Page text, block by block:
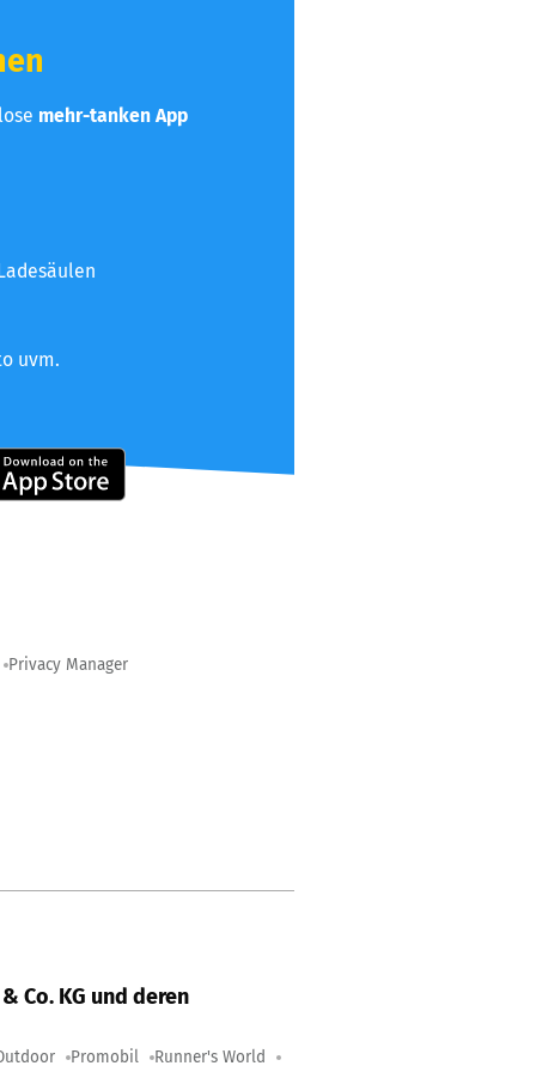
mehr-tanken App
uvm.
Privacy Manager
Co. KG und deren
Promobil Runner's World